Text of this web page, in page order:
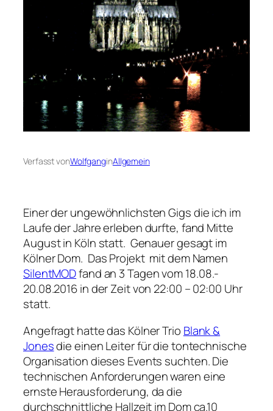
Verfasst vonWolfganginAllgemein
Einer der ungewöhnlichsten Gigs die ich im
Laufe der Jahre erleben durfte, fand Mitte
August in Köln statt. Genauer gesagt im
Kölner Dom. Das Projekt mit dem Namen
SilentMODfand an 3 Tagen vom 18.08.-
20.08.2016 in der Zeit von 22:00 – 02:00 Uhr
statt.
Angefragt hatte das Kölner Trio Blank &
Jonesdie einen Leiter für die tontechnische
Organisation dieses Events suchten. Die
technischen Anforderungen waren eine
ernste Herausforderung, da die
durchschnittliche Hallzeit im Dom ca.10